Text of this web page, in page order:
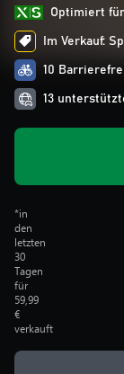
Optimiert
Im Verkauf:
10
13
*in
den
letzten
30
Tagen
für
59,99
€
verkauft